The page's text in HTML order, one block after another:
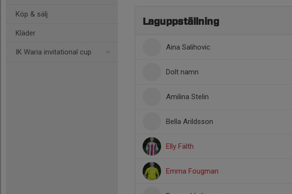
Köp & sälj
Kläder
IK Waria invitational cup
Laguppställning
Aina Salihovic
Dolt namn
Amilina Stelin
Bella Arildsson
Elly Fälth
Emma Fougman